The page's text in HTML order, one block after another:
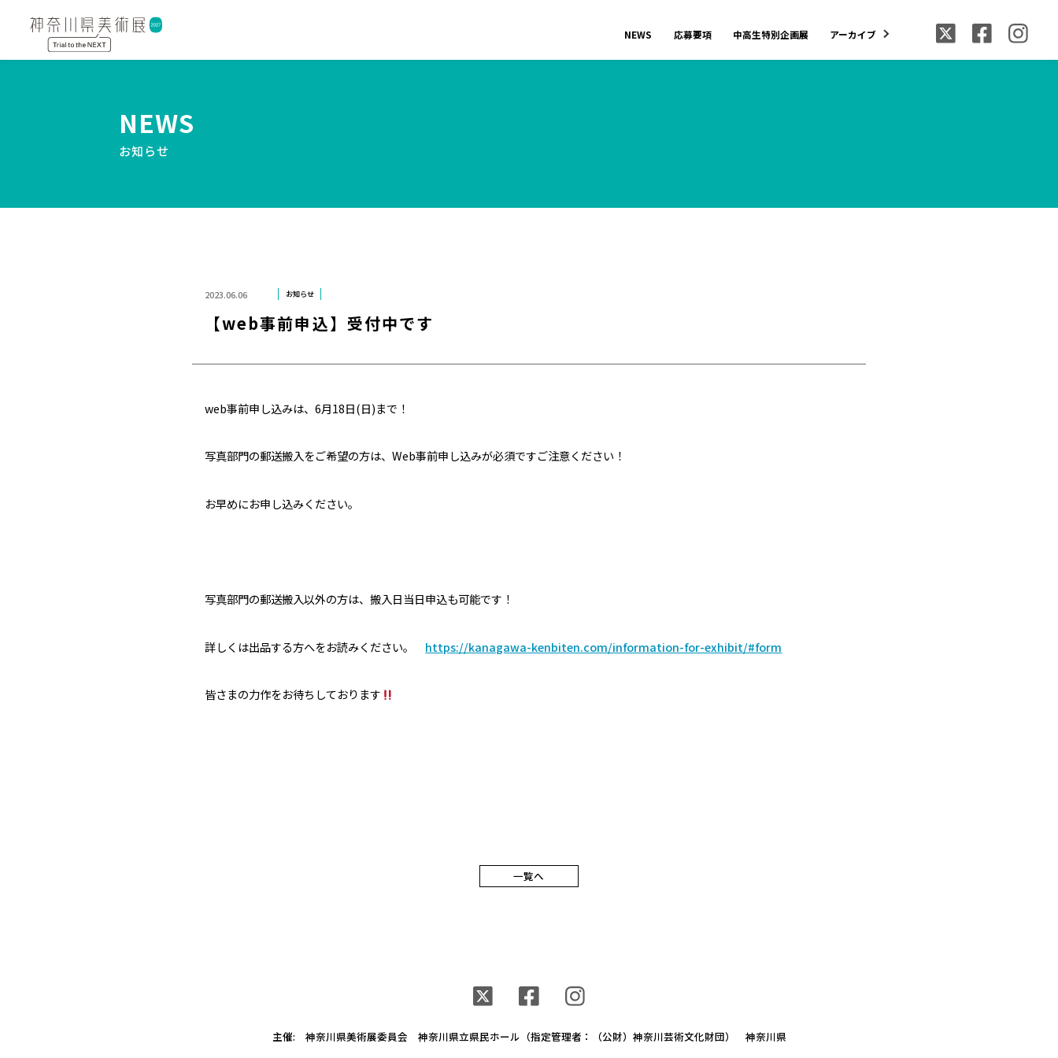
NEWS 応募要項 中高生特別企画展 アーカイブ
NEWS
お知らせ
2023.06.06 お知らせ
【web事前申込】受付中です
web事前申し込みは、6月18日(日)まで！
写真部門の郵送搬入をご希望の方は、Web事前申し込みが必須ですご注意ください！
お早めにお申し込みください。
写真部門の郵送搬入以外の方は、搬入日当日申込も可能です！
詳しくは出品する方へをお読みください。 https://kanagawa-kenbiten.com/information-for-exhibit/#form
皆さまの力作をお待ちしております
一覧へ
主催: 神奈川県美術展委員会 神奈川県⽴県⺠ホール （指定管理者：（公財）神奈川芸術文化財団） 神奈川県